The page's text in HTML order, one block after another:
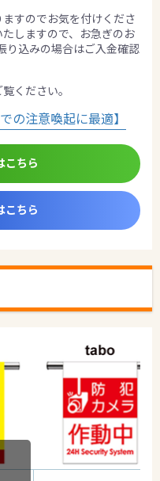
すのでお気を付けくださ
しますので、お急ぎのお
り込みの場合はご入金確認
ください。
の注意喚起に最適】
こちら
こちら